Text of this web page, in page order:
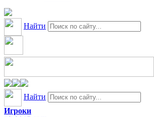
Найти
Найти
Игроки